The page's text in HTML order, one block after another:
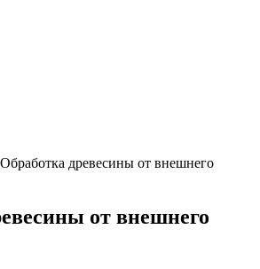
Обработка древесины от внешнего
от внешнего